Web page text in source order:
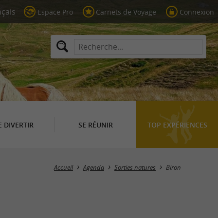
Espace Pro Carnets de Voyage Connexion
DIVERTIR SE RÉUNIR TOP EXPÉRIENCES
Masquer la carte
Accueil Agenda Sorties natures Biron